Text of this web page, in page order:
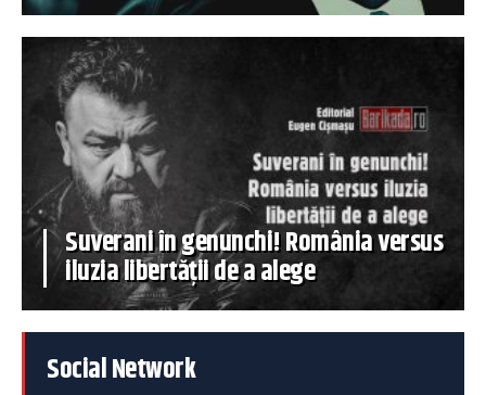
Suverani în genunchi! România versus
iluzia libertății de a alege
Social Network